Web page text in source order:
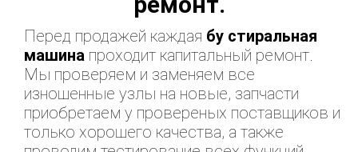
Перед продажей каждая бу стиральная
машина проходит капитальный ремонт.
Мы проверяем и заменяем все
изношенные узлы на новые, запчасти
приобретаем у провереных поставщиков и
только хорошего качества, а также